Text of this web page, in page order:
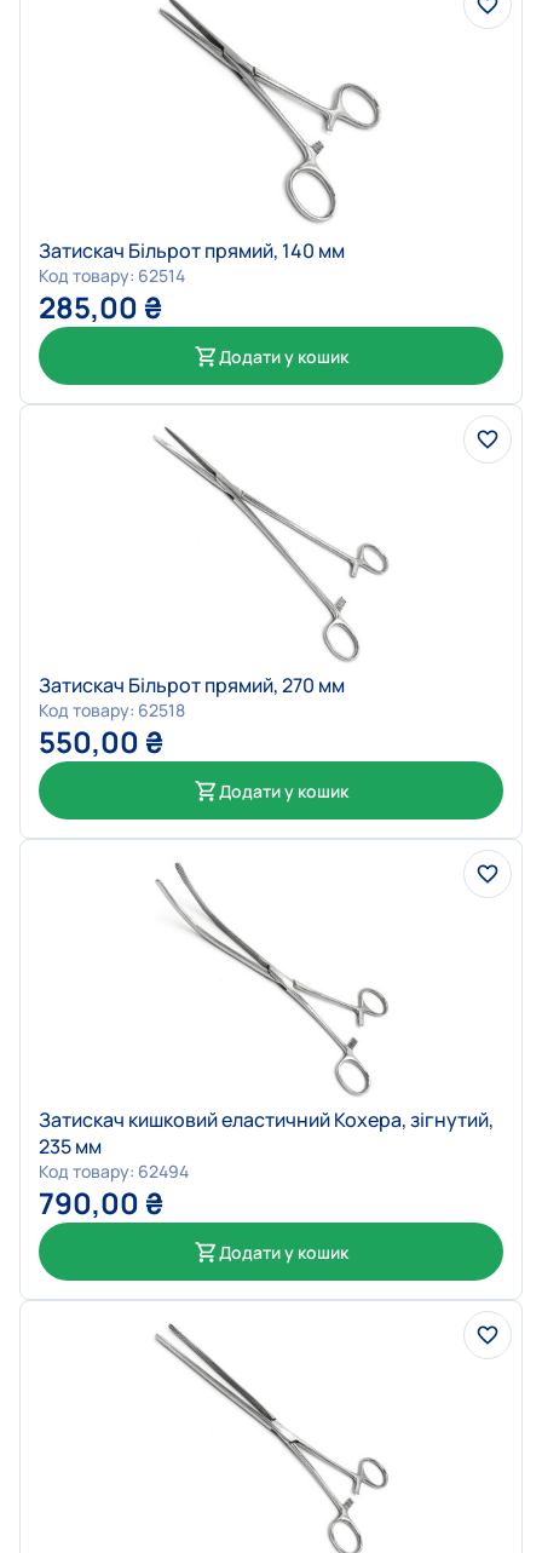
Затискач Більрот прямий, 140 мм
Код товару: 62514
285,00 ₴
Додати у кошик
Затискач Більрот прямий, 270 мм
Код товару: 62518
550,00 ₴
Додати у кошик
Затискач кишковий еластичний Кохера, зігнутий,
235 мм
Код товару: 62494
790,00 ₴
Додати у кошик